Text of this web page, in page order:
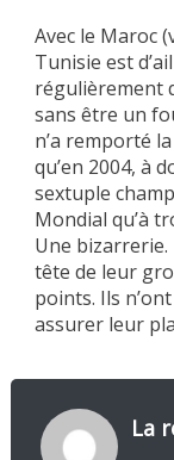
Avec le Maroc
Tunisie est
régulièrement
sans être un
n’a remporté
qu’en 2004, à
sextuple
Mondial qu’à
Une bizarrerie.
tête de leur
points. Ils
assurer leur
La